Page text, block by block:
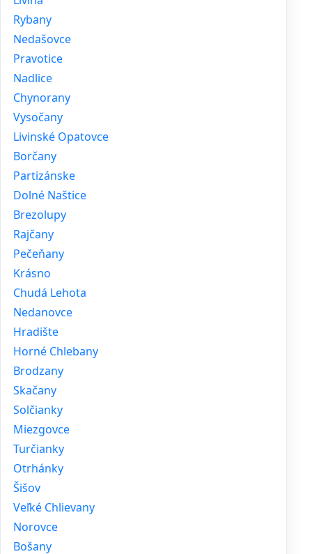
Rybany
Nedašovce
Pravotice
Nadlice
Chynorany
Vysočany
Livinské Opatovce
Borčany
Partizánske
Dolné Naštice
Brezolupy
Rajčany
Pečeňany
Krásno
Chudá Lehota
Nedanovce
Hradište
Horné Chlebany
Brodzany
Skačany
Solčianky
Miezgovce
Turčianky
Otrhánky
Šišov
Veľké Chlievany
Norovce
Bošany